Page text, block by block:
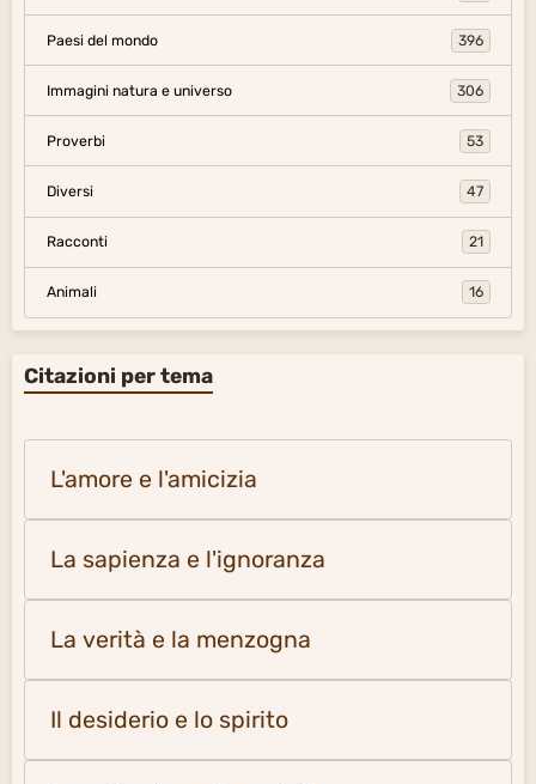
Paesi del mondo 396
Immagini natura e universo 306
Proverbi 53
Diversi 47
Racconti 21
Animali 16
Citazioni per tema
L'amore e l'amicizia
La sapienza e l'ignoranza
La verità e la menzogna
Il desiderio e lo spirito